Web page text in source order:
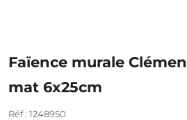
Faïence murale
mat 6x25cm
Réf : 1248950